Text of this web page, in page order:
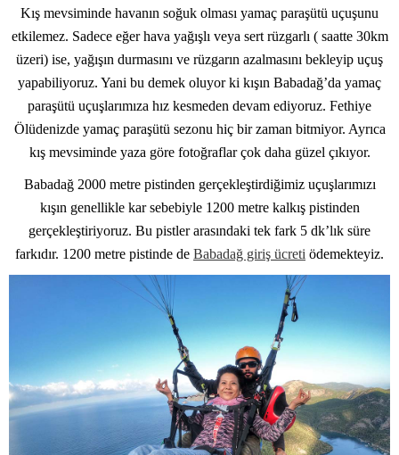
HAKKIMIZDA
BLOG
Kış mevsiminde havanın soğuk olması yamaç paraşütü uçuşunu
etkilemez. Sadece eğer hava yağışlı veya sert rüzgarlı ( saatte 30km
üzeri) ise, yağışın durmasını ve rüzgarın azalmasını bekleyip uçuş
yapabiliyoruz. Yani bu demek oluyor ki kışın Babadağ’da yamaç
paraşütü uçuşlarımıza hız kesmeden devam ediyoruz. Fethiye
Ölüdenizde yamaç paraşütü sezonu hiç bir zaman bitmiyor. Ayrıca
kış mevsiminde yaza göre fotoğraflar çok daha güzel çıkıyor.
Babadağ 2000 metre pistinden gerçekleştirdiğimiz uçuşlarımızı
kışın genellikle kar sebebiyle 1200 metre kalkış pistinden
gerçekleştiriyoruz. Bu pistler arasındaki tek fark 5 dk’lık süre
farkıdır. 1200 metre pistinde de Babadağ giriş ücreti ödemekteyiz.